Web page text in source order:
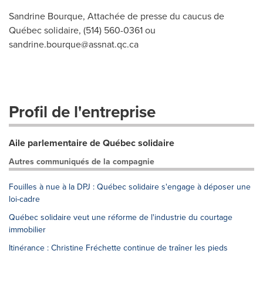
Sandrine Bourque, Attachée de presse du caucus de
Québec solidaire, (514) 560-0361 ou
sandrine.bourque@assnat.qc.ca
Profil de l'entreprise
Aile parlementaire de Québec solidaire
Autres communiqués de la compagnie
Fouilles à nue à la DPJ : Québec solidaire s'engage à déposer une
loi-cadre
Québec solidaire veut une réforme de l'industrie du courtage
immobilier
Itinérance : Christine Fréchette continue de traîner les pieds